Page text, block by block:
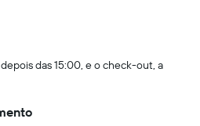
das 15:00, e o check-out, a